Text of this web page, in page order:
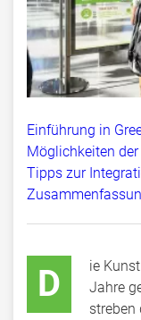
Einführung in
Möglichkeiten
Tipps zur
D
ie
Jahre
streben